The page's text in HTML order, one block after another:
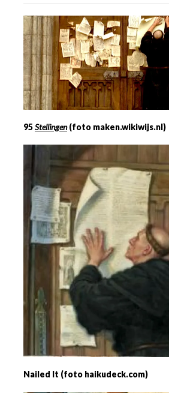
95Stellingen (foto maken.wikiwijs.nl)
Nailed It (foto haikudeck.com)